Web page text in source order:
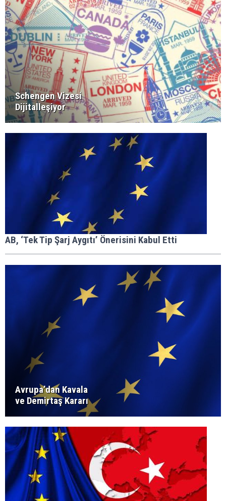
Schengen Vizesi
Dijitalleşiyor
AB, ‘Tek Tip Şarj Aygıtı’ Önerisini Kabul Etti
Avrupa’dan Kavala
ve Demirtaş Kararı